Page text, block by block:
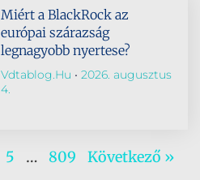
Miért a BlackRock az
európai szárazság
legnagyobb nyertese?
Vdtablog.hu
2026. augusztus
4.
5 … 809 Következő »